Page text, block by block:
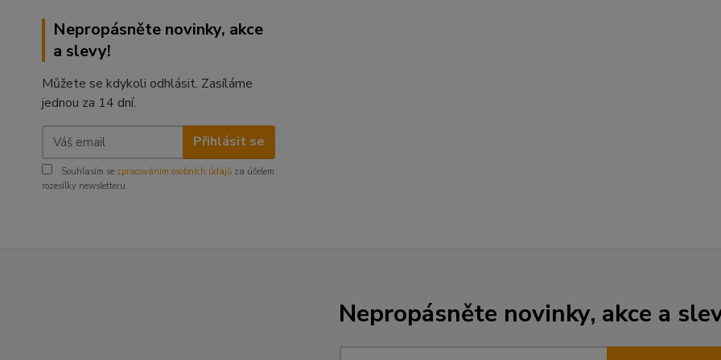
Nepropásněte novinky, akce
a slevy!
Můžete se kdykoli odhlásit. Zasíláme
jednou za 14 dní.
Přihlásit se
Souhlasím se zpracováním osobních údajů za účelem
rozesílky newsletteru.
Nepropásněte novinky, akce a